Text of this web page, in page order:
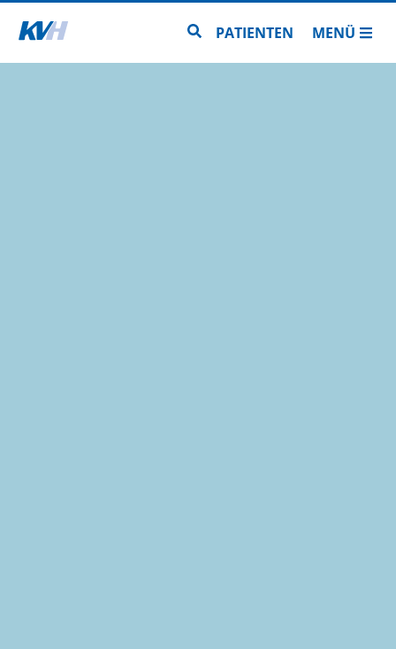
Zur Startseite Zur Seitensuche
PATIENTEN MENÜ